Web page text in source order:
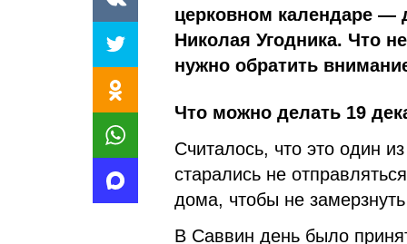
церковном календаре —
Николая Угодника. Что
нужно обратить
Что можно делать 19
Считалось, что это один
старались не
дома, чтобы не
В Саввин день было